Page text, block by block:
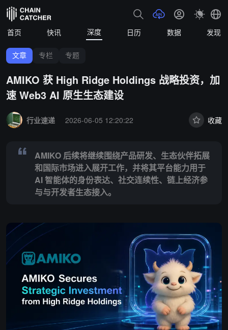
首页 快讯 深度 日历 数据 发现
文章 专栏 专题
AMIKO 获 High Ridge Holdings 战略投资，加
速 Web3 AI 原生生态建设
行业速递
2026-06-05 12:20:22 收藏
AMIKO 后续将继续围绕产品研发、生态伙伴拓展
和国际市场进入展开工作，并将其平台能力用于
AI 智能体的身份表达、社交连续性、链上经济参
与与开发者生态接入。